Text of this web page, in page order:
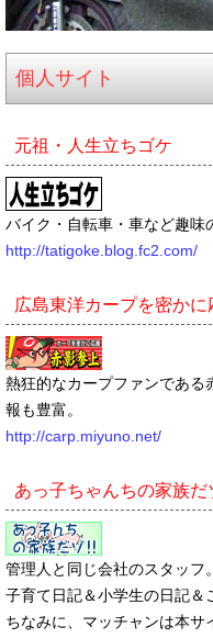
個人サイト
元祖・人生立ちゴケ
バイク・自転車・車など趣味
http://tatigoke.blog.fc2.com/
広島東洋カープを密かに
熱狂的なカープファンである
報も豊富。
http://carp.miyuno.net/
あっ子ちゃんちの家族だ
管理人と同じ会社のスタッフ
子育て日記＆小学生の日記＆
ちなみに、マッチャンは本サ